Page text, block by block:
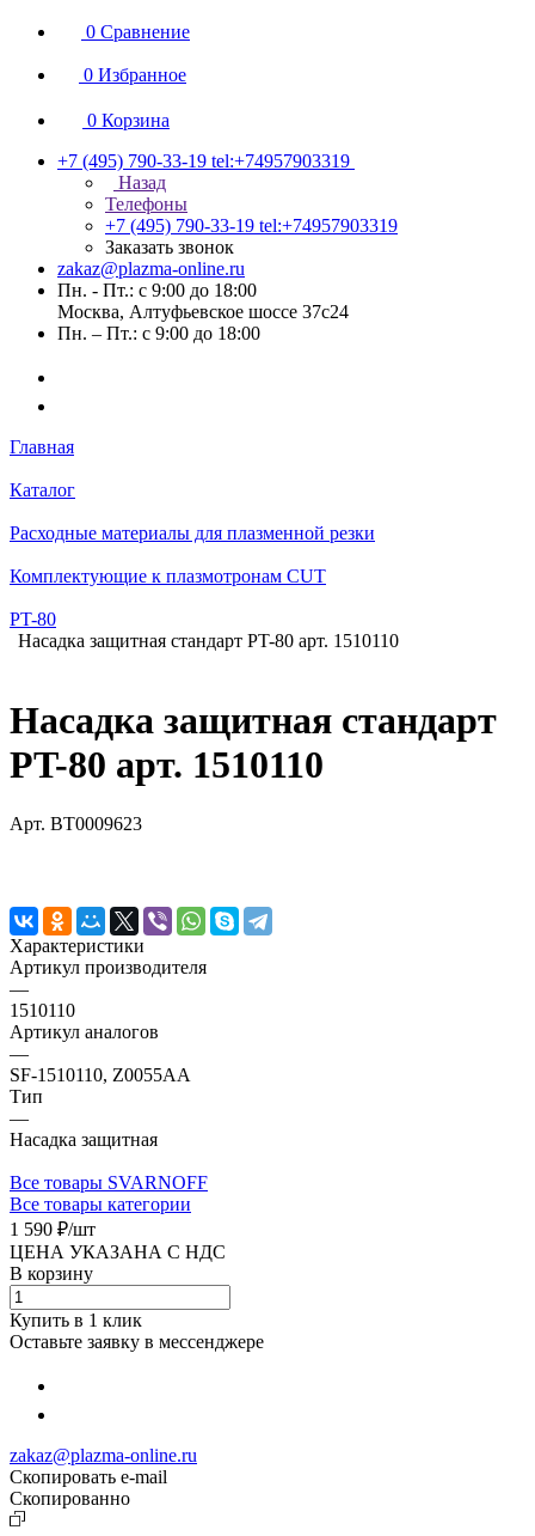
0 Сравнение
0 Избранное
0 Корзина
+7 (495) 790-33-19 tel:+74957903319
Назад
Телефоны
+7 (495) 790-33-19 tel:+74957903319
Заказать звонок
zakaz@plazma-online.ru
Пн. - Пт.: с 9:00 до 18:00
Москва, Алтуфьевское шоссе 37с24
Пн. – Пт.: с 9:00 до 18:00
Главная
Каталог
Расходные материалы для плазменной резки
Комплектующие к плазмотронам CUT
PT-80
Насадка защитная стандарт PT-80 арт. 1510110
Насадка защитная стандарт
PT-80 арт. 1510110
Арт. BT0009623
Характеристики
Артикул производителя
—
1510110
Артикул аналогов
—
SF-1510110, Z0055AA
Тип
—
Насадка защитная
Все товары SVARNOFF
Все товары категории
1 590 ₽/шт
ЦЕНА УКАЗАНА С НДС
В корзину
Купить в 1 клик
Оставьте заявку в мессенджере
zakaz@plazma-online.ru
Скопировать e-mail
Cкопированно